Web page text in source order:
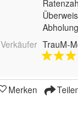
Abholung
Verkäufer TrauM-
Merken